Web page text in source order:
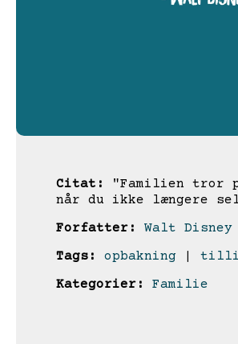
Citat:
"Familien tror
når du ikke længere
Forfatter:
Walt Disney
Tags:
opbakning
Kategorier:
Familie